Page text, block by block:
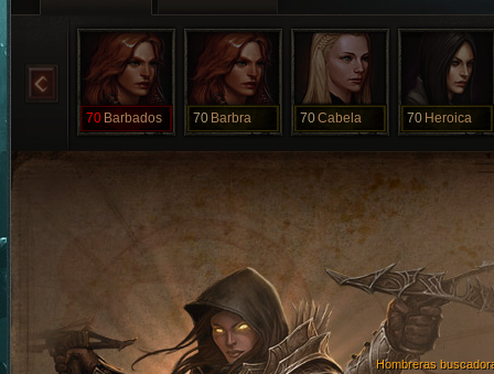
70 Barbados 70 Barbra 70Cabela 70 Heroica
Hombreras